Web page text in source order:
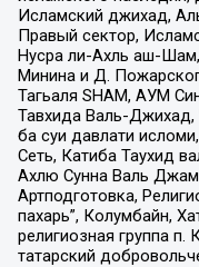
Исламский джихад,
Правый сектор,
Нусра ли-Ахль аш-
Минина и Д.
Тагьаля SHAM, АУМ
Тавхида Валь-
ба суи давлати
Сеть, Катиба Таухид
Ахлю Сунна Валь
Артподготовка,
пахарь”, Колумбайн,
религиозная группа
татарский